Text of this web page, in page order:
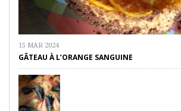
15 MAR 2024
GÂTEAU À L’ORANGE SANGUINE